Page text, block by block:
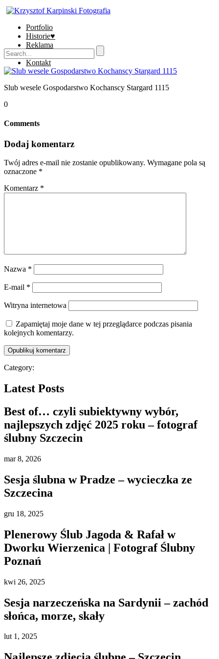
Portfolio
Historie♥
Reklama
Sklep
Kontakt
Slub wesele Gospodarstwo Kochanscy Stargard 1115
0
Comments
Dodaj komentarz
Twój adres e-mail nie zostanie opublikowany. Wymagane pola są
oznaczone *
Komentarz *
Nazwa *
E-mail *
Witryna internetowa
Zapamiętaj moje dane w tej przeglądarce podczas pisania
kolejnych komentarzy.
Category:
Latest Posts
Best of… czyli subiektywny wybór,
najlepszych zdjęć 2025 roku – fotograf
ślubny Szczecin
mar8, 2026
Sesja ślubna w Pradze – wycieczka ze
Szczecina
gru 18, 2025
Plenerowy Ślub Jagoda & Rafał w
Dworku Wierzenica | Fotograf Ślubny
Poznań
kwi 26, 2025
Sesja narzeczeńska na Sardynii – zachód
słońca, morze, skały
lut1, 2025